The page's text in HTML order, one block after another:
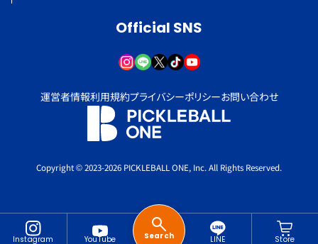
Official SNS
運営者情報利用規約プライバシーポリシーお問い合わせ
Copyright © 2023-2026 PICKLEBALL ONE, Inc. All Rights Reserved.
Instagram YouTube Search LINE Store